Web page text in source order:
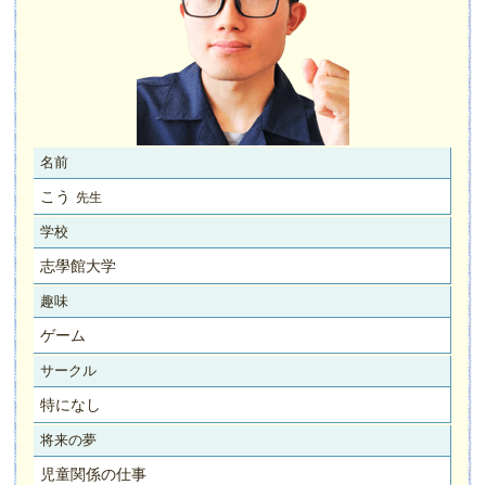
名前
こう 先生
学校
志學館大学
趣味
ゲーム
サークル
特になし
将来の夢
児童関係の仕事